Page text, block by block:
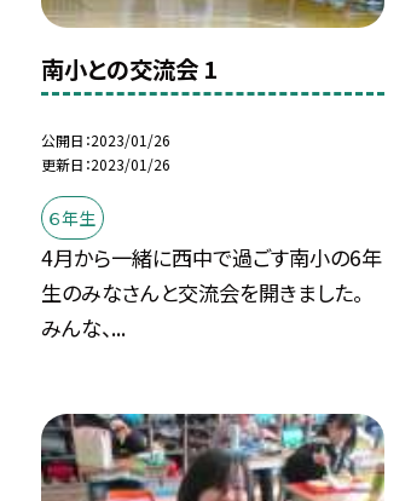
南小との交流会 1
公開日 2023/01/26
更新日 2023/01/26
６年生
4月から一緒に西中で過ごす南小の6年
生のみなさんと交流会を開きました。
みんな、...